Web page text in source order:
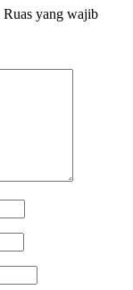
Ruas yang wajib